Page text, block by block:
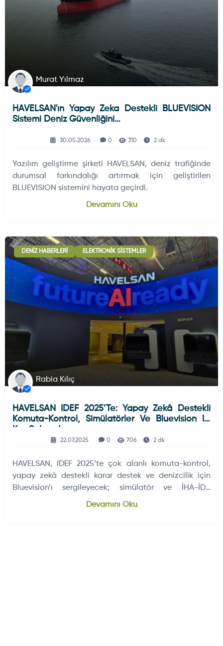
Murat Yılmaz
HAVELSAN'ın Yapay Zeka Destekli BLUEVISION
Sistemi Deniz Güvenliğini…
30.05.2026 0 310 2 dk
Yazılım geliştirme şirketi HAVELSAN, deniz trafiğinde
durumsal farkındalığı artırmak için geliştirilen
BLUEVISION sistemini hayata geçirdi.
Devamını Oku
DENIZ HABERLERI ELEKTRONIK SISTEMLER
Rabia Kılıç
HAVELSAN IDEF 2025’te: Yapay Zekâ Destekli
Komuta-Kontrol, Simülatörler Ve Bluevision Ilk
Kez Sahnede
22.07.2025 0 706 2 dk
HAVELSAN, IDEF 2025’te çok alanlı komuta-kontrol,
yapay zekâ destekli karar destek ve denizcilik için
Bluevision’ı sergileyecek; simülatör ve İHA-İDA
entegrasyonlarını gösterecek ayrıca.
Devamını Oku